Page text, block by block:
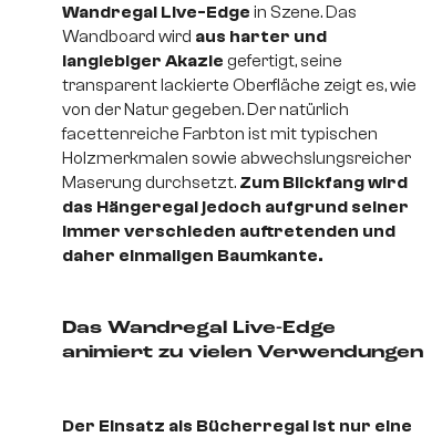
Wandregal Live-Edge in Szene. Das
Wandboard wird aus harter und
langlebiger Akazie gefertigt, seine
transparent lackierte Oberfläche zeigt es, wie
von der Natur gegeben. Der natürlich
facettenreiche Farbton ist mit typischen
Holzmerkmalen sowie abwechslungsreicher
Maserung durchsetzt. Zum Blickfang wird
das Hängeregal jedoch aufgrund seiner
immer verschieden auftretenden und
daher einmaligen Baumkante.
Das Wandregal Live-Edge
animiert zu vielen Verwendungen
Der Einsatz als Bücherregal ist nur eine